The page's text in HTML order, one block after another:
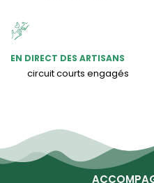
EN DIRECT DES ARTISANS
circuit courts engagés